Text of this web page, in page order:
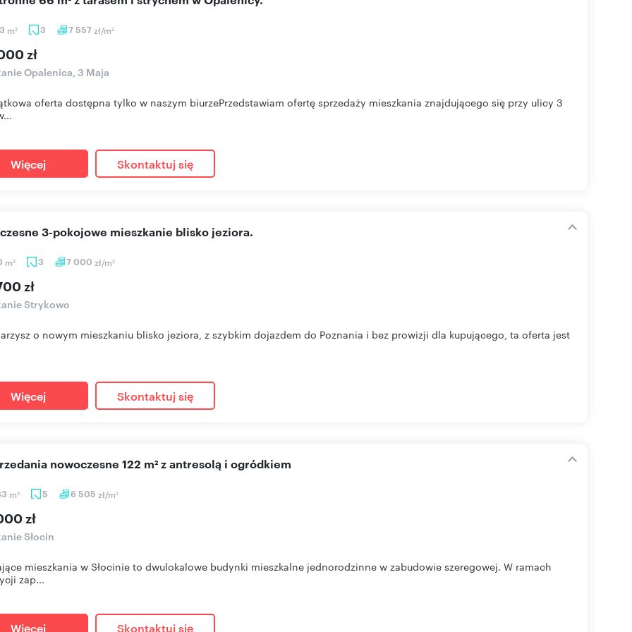
m2 3 7 557zł/m2
zł
Opalenica, 3 Maja
oferta dostępna tylko w naszym biurzePrzedstawiam ofertę sprzedaży mieszkania znajdującego się przy ulicy 3
Więcej Skontaktuj się
m2 3 7 000 zł/m2
3-pokojowe mieszkanie blisko jeziora.
zł
Strykowo
o nowym mieszkaniu blisko jeziora, z szybkim dojazdem do Poznania i bez prowizji dla kupującego, ta oferta jest
Więcej Skontaktuj się
m2 5 6 505 zł/m2
nowoczesne 122 m² z antresolą i ogródkiem
zł
Słocin
mieszkania w Słocinie to dwulokalowe budynki mieszkalne jednorodzinne w zabudowie szeregowej. W ramach
zap...
Więcej Skontaktuj się